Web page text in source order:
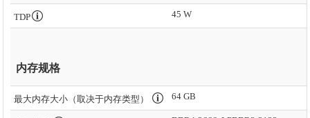
TDP 45 W
内存规格
最大内存大小（取决于内存类型） 64 GB